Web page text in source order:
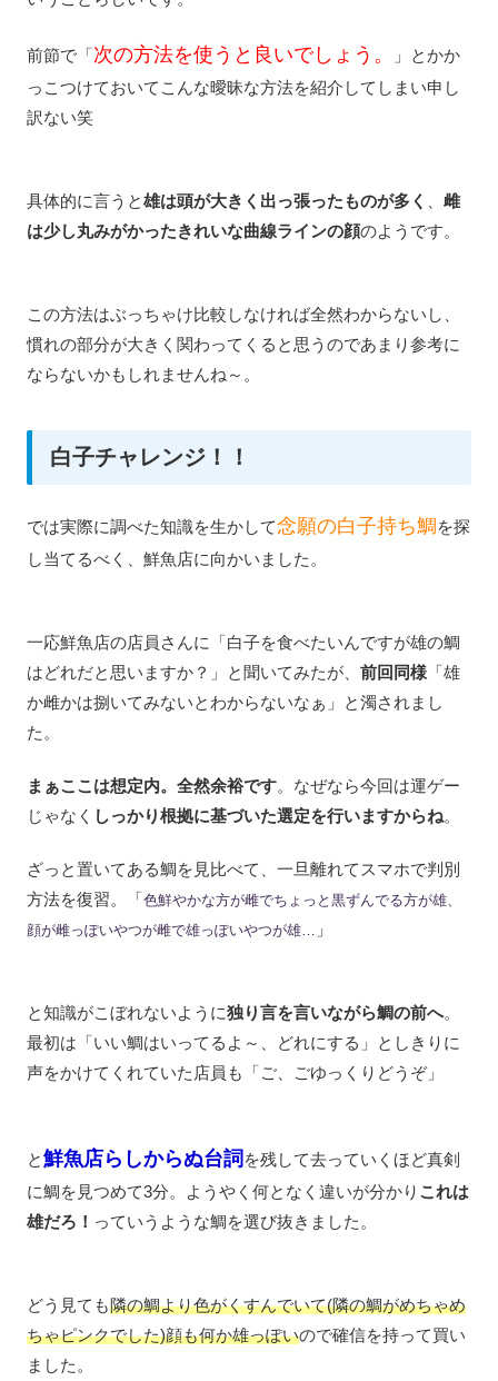
前節で「次の方法を使うと良いでしょう。
」とかか
っこつけておいてこんな曖昧な方法を紹介してしまい申し
訳ない笑
具体的に言うと雄は頭が大きく出っ張ったものが多く
雌
は少し丸みがかったきれいな曲線ラインの顔のようです。
この方法はぶっちゃけ比較しなければ全然わからないし、
慣れの部分が大きく関わってくると思うのであまり参考に
ならないかもしれませんね～。
白子チャレンジ！！
では実際に調べた知識を生かして念願の白子持ち鯛 を探
し当てるべく、鮮魚店に向かいました。
一応鮮魚店の店員さんに「白子を食べたいんですが雄の鯛
はどれだと思いますか？」と聞いてみたが、 前回同様 「雄
か雌かは捌いてみないとわからないなぁ」と濁されまし
た。
まぁここは想定内。全然余裕です。なぜなら今回は運ゲー
じゃなく しっかり根拠に基づいた選定を行いますからね。
ざっと置いてある鯛を見比べて、一旦離れてスマホで判別
方法を復習。「色鮮やかな方が雌でちょっと黒ずんでる方が雄、
顔が雌っぽいやつが雌で雄っぽいやつが雄… 」
と知識がこぼれないように独り言を言いながら鯛の前へ。
最初は「いい鯛はいってるよ～、どれにする」としきりに
声をかけてくれていた店員も「ご、ごゆっくりどうぞ」
と鮮魚店らしからぬ台詞 を残して去っていくほど真剣
に鯛を見つめて3分。ようやく何となく違いが分かり これは
雄だろ！ っていうような鯛を選び抜きました。
どう見ても隣の鯛より色がくすんでいて(隣の鯛がめちゃめ
ちゃピンクでした)顔も何か雄っぽいので確信を持って買い
ました。